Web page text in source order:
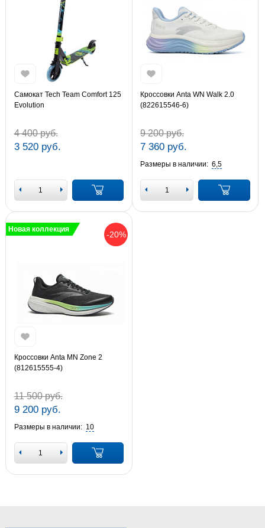
Самокат Tech Team Comfort 125
Evolution
4 400 руб.
3 520 руб.
Кроссовки Anta WN Walk 2.0
(822615546-6)
9 200 руб.
7 360 руб.
Размеры в наличии: 6,5
-20%
Новая коллекция
Кроссовки Anta MN Zone 2
(812615555-4)
11 500 руб.
9 200 руб.
Размеры в наличии: 10